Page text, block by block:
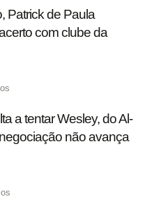
Patrick de Paula
com clube da
a tentar Wesley, do Al-
não avança